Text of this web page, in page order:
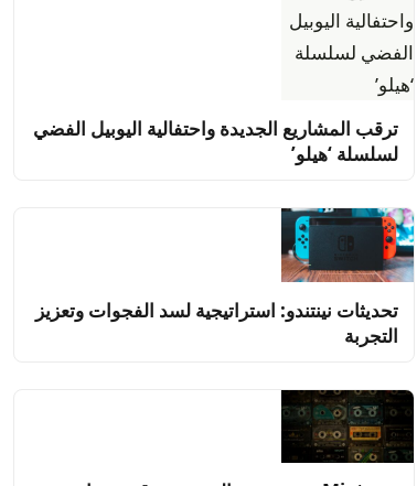
ترقب المشاريع الجديدة واحتفالية اليوبيل الفضي
لسلسلة ‘هيلو’
تحديثات نينتندو: استراتيجية لسد الفجوات وتعزيز
التجربة